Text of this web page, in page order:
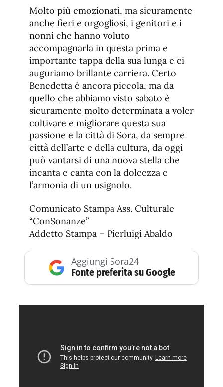
Molto più emozionati, ma sicuramente
anche fieri e orgogliosi, i genitori e i
nonni che hanno voluto
accompagnarla in questa prima e
importante tappa della sua lunga e ci
auguriamo brillante carriera. Certo
Benedetta è ancora piccola, ma da
quello che abbiamo visto sabato è
sicuramente molto determinata a voler
coltivare e migliorare questa sua
passione e la città di Sora, da sempre
città dell’arte e della cultura, da oggi
può vantarsi di una nuova stella che
incanta e canta con la dolcezza e
l’armonia di un usignolo.
Comunicato Stampa Ass. Culturale
“ConSonanze”
Addetto Stampa – Pierluigi Abaldo
Aggiungi Sora24
Fonte preferita su Google